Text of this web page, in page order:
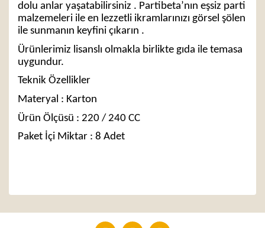
dolu anlar yaşatabilirsiniz . Partibeta’nın eşsiz parti
malzemeleri ile en lezzetli ikramlarınızı görsel şölen
ile sunmanın keyfini çıkarın .
Ürünlerimiz lisanslı olmakla birlikte gıda ile temasa
uygundur.
Teknik Özellikler
Materyal : Karton
Ürün Ölçüsü : 220 / 240 CC
Paket İçi Miktar : 8 Adet